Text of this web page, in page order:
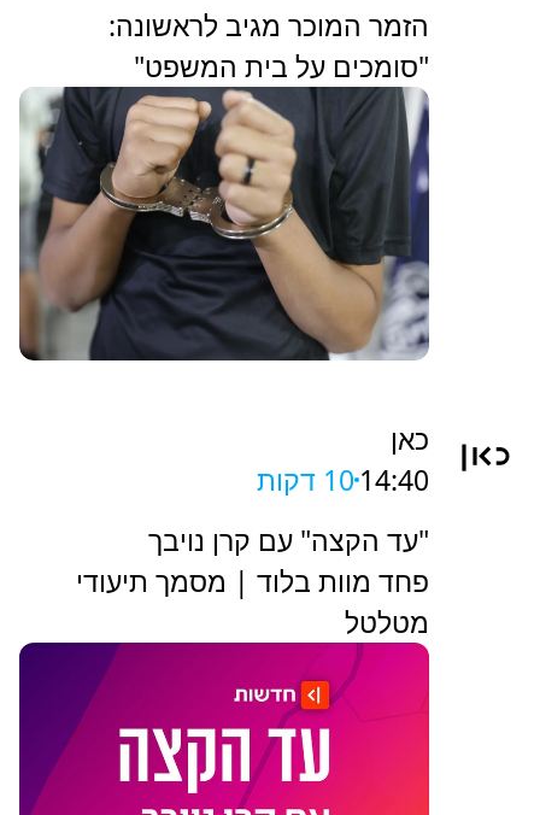
הזמר המוכר מגיב לראשונה:
"סומכים על בית המשפט"
כאן
14:40 10 דקות
"עד הקצה" עם קרן נויבך
פחד מוות בלוד | מסמך תיעודי
מטלטל